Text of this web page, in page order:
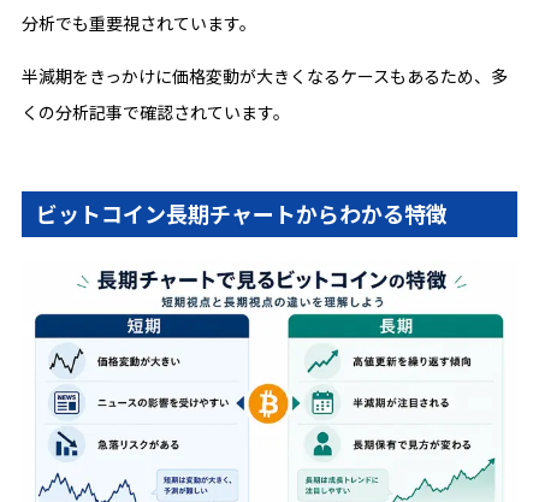
分析でも重要視されています。
半減期をきっかけに価格変動が大きくなるケースもあるため、多
くの分析記事で確認されています。
ビットコイン長期チャートからわかる特徴